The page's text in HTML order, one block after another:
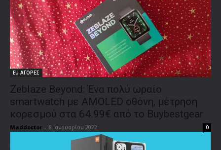
EU ΑΓΟΡΕΣ
Zeblaze Beyond: Ένα πολύ ωραίο
smartwatch με AMOLED οθόνη, μέτρηση
κορεσμού στα 64.99€ από το Buybestgear
Maddoctor - 8 Ιανουαρίου 2022 0